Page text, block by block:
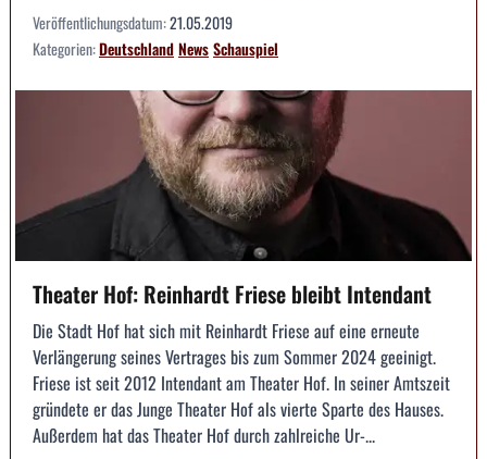
Veröffentlichungsdatum:21.05.2019
Kategorien:DeutschlandNewsSchauspiel
Theater Hof: Reinhardt Friese bleibt Intendant
Die Stadt Hof hat sich mit Reinhardt Friese auf eine erneute
Verlängerung seines Vertrages bis zum Sommer 2024 geeinigt.
Friese ist seit 2012 Intendant am Theater Hof. In seiner Amtszeit
gründete er das Junge Theater Hof als vierte Sparte des Hauses.
Außerdem hat das Theater Hof durch zahlreiche Ur-...